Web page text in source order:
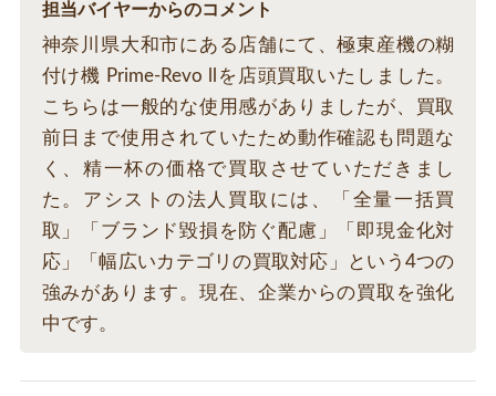
担当バイヤーからのコメント
神奈川県大和市にある店舗にて、極東産機の糊
付け機 Prime-Revo llを店頭買取いたしました。
こちらは一般的な使用感がありましたが、買取
前日まで使用されていたため動作確認も問題な
く、精一杯の価格で買取させていただきまし
た。アシストの法人買取には、「全量一括買
取」「ブランド毀損を防ぐ配慮」「即現金化対
応」「幅広いカテゴリの買取対応」という4つの
強みがあります。現在、企業からの買取を強化
中です。